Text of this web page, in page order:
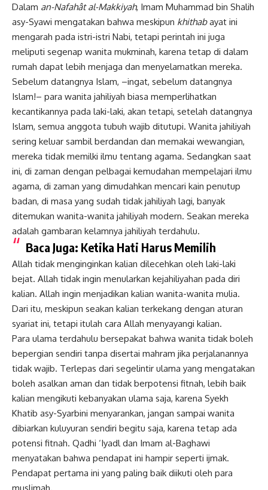
Dalam an-Nafahât al-Makkiyah, Imam Muhammad bin Shalih
asy-Syawi mengatakan bahwa meskipun khithabayat ini
mengarah pada istri-istri Nabi, tetapi perintah ini juga
meliputi segenap wanita mukminah, karena tetap di dalam
rumah dapat lebih menjaga dan menyelamatkan mereka.
Sebelum datangnya Islam, –ingat, sebelum datangnya
Islam!– para wanita jahiliyah biasa memperlihatkan
kecantikannya pada laki-laki, akan tetapi, setelah datangnya
Islam, semua anggota tubuh wajib ditutupi. Wanita jahiliyah
sering keluar sambil berdandan dan memakai wewangian,
mereka tidak memilki ilmu tentang agama. Sedangkan saat
ini, di zaman dengan pelbagai kemudahan mempelajari ilmu
agama, di zaman yang dimudahkan mencari kain penutup
badan, di masa yang sudah tidak jahiliyah lagi, banyak
ditemukan wanita-wanita jahiliyah modern. Seakan mereka
adalah gambaran kelamnya jahiliyah terdahulu.
Baca Juga: Ketika Hati Harus Memilih
Allah tidak menginginkan kalian dilecehkan oleh laki-laki
bejat. Allah tidak ingin menularkan kejahiliyahan pada diri
kalian. Allah ingin menjadikan kalian wanita-wanita mulia.
Dari itu, meskipun seakan kalian terkekang dengan aturan
syariat ini, tetapi itulah cara Allah menyayangi kalian.
Para ulama terdahulu bersepakat bahwa wanita tidak boleh
bepergian sendiri tanpa disertai mahram jika perjalanannya
tidak wajib. Terlepas dari segelintir ulama yang mengatakan
boleh asalkan aman dan tidak berpotensi fitnah, lebih baik
kalian mengikuti kebanyakan ulama saja, karena Syekh
Khatib asy-Syarbini menyarankan, jangan sampai wanita
dibiarkan kuluyuran sendiri begitu saja, karena tetap ada
potensi fitnah. Qadhi ‘Iyadl dan Imam al-Baghawi
menyatakan bahwa pendapat ini hampir seperti ijmak.
Pendapat pertama ini yang paling baik diikuti oleh para